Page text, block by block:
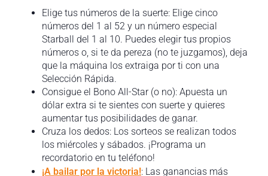
Elige tus números de la suerte: Elige cinco
números del 1 al 52 y un número especial
Starball del 1 al 10. Puedes elegir tus propios
números o, si te da pereza (no te juzgamos), deja
que la máquina los extraiga por ti con una
Selección Rápida.
Consigue el Bono All-Star (o no): Apuesta un
dólar extra si te sientes con suerte y quieres
aumentar tus posibilidades de ganar.
Cruza los dedos: Los sorteos se realizan todos
los miércoles y sábados. ¡Programa un
recordatorio en tu teléfono!
¡A bailar por la victoria!: Las ganancias más